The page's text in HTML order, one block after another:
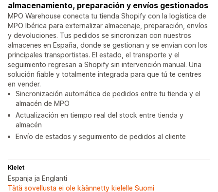
almacenamiento, preparación y envíos gestionados
MPO Warehouse conecta tu tienda Shopify con la logística de
MPO Ibérica para externalizar almacenaje, preparación, envíos
y devoluciones. Tus pedidos se sincronizan con nuestros
almacenes en España, donde se gestionan y se envían con los
principales transportistas. El estado, el transporte y el
seguimiento regresan a Shopify sin intervención manual. Una
solución fiable y totalmente integrada para que tú te centres
en vender.
Sincronización automática de pedidos entre tu tienda y el
almacén de MPO
Actualización en tiempo real del stock entre tienda y
almacén
Envío de estados y seguimiento de pedidos al cliente
Kielet
Espanja ja Englanti
Tätä sovellusta ei ole käännetty kielelle Suomi